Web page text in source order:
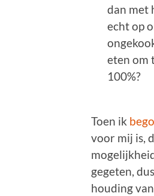
dan met
echt op
eten om
100%?
Toen ik
voor mij is,
gegeten,
houding